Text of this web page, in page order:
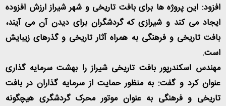
افزود: این پروژه ها برای بافت تاریخی و شهر شیراز ارزش افزوده
ایجاد می کند و شیرازی که گردشگران برای دیدن آن می آیند،
بافت تاریخی و فرهنگی به همراه آثار تاریخی و گذرهای زیبایش
است.
مهندس اسکندرپور بافت تاریخی شیراز را بهشت سرمایه گذاری
عنوان کرد و گفت: به منظور حمایت از سرمایه گذاران در بافت
تاریخی و فرهنگی به عنوان موتور محرک گردشگری هیچگونه